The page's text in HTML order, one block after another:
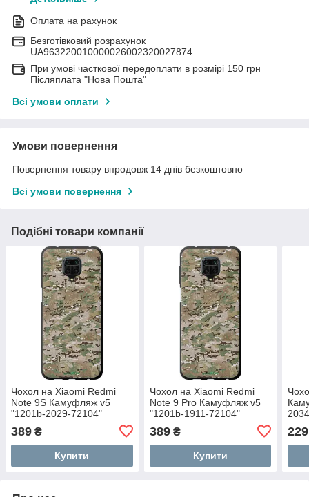
Оплата на рахунок
Безготівковий розрахунок
UA963220010000026002320027874
При умові часткової передоплати в розмірі 150 грн
Післяплата "Нова Пошта"
Всі умови оплати
Умови повернення
Повернення товару впродовж 14 днів безкоштовно
Всі умови повернення
Подібні товари компанії
Чохол на Xiaomi Redmi
Note 9S Камуфляж v5
"1201b-2029-72104"
389 ₴
Купити
Чохол на Xiaomi Redmi
Note 9 Pro Камуфляж v5
"1201b-1911-72104"
389₴
Купити
229